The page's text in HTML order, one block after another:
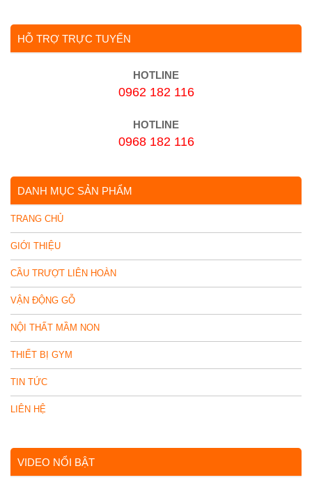
HỖ TRỢ TRỰC TUYẾN
HOTLINE
0962 182 116
HOTLINE
0968 182 116
DANH MỤC SẢN PHẨM
TRANG CHỦ
GIỚI THIỆU
CẦU TRƯỢT LIÊN HOÀN
VẬN ĐỘNG GỖ
NỘI THẤT MẦM NON
THIẾT BỊ GYM
TIN TỨC
LIÊN HỆ
VIDEO NỔI BẬT